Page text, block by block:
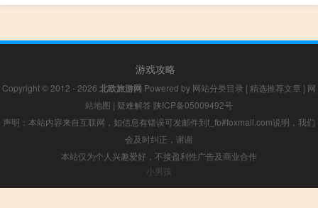
游戏攻略
Copyright © 2012 - 2026 北欧旅游网 Powered by 网站分类目录 | 精选推荐文章 | 网
站地图 | 疑难解答 陕ICP备05009492号
声明：本站内容来自互联网，如信息有错误可发邮件到f_fb#foxmail.com说明，我们
会及时纠正，谢谢
本站仅为个人兴趣爱好，不接盈利性广告及商业合作
小男孩